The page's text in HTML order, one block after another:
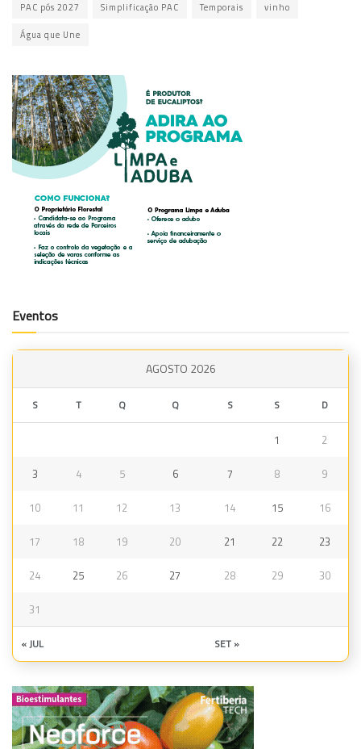
PAC pós 2027 Simplificação PAC Temporais vinho
Água que Une
Eventos
AGOSTO 2026
S T Q Q S S D
1 2
3 4 5 6 7 8 9
10 11 12 13 14 15 16
17 18 19 20 21 22 23
24 25 26 27 28 29 30
31
« JUL SET »